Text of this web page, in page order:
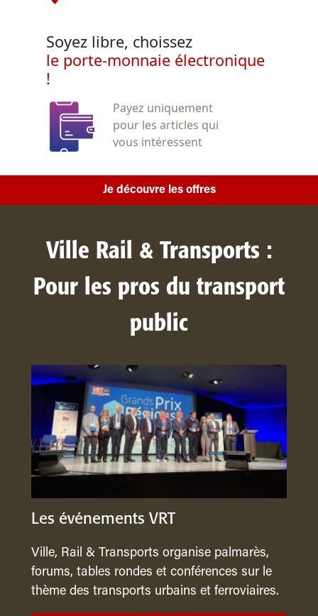
Soyez libre, choissez
le porte-monnaie électronique
!
Payez uniquement
pour les articles qui
vous intéressent
Je découvre les offres
Ville Rail & Transports :
Pour les pros du transport
public
Les événements VRT
Ville, Rail & Transports organise palmarès,
forums, tables rondes et conférences sur le
thème des transports urbains et ferroviaires.